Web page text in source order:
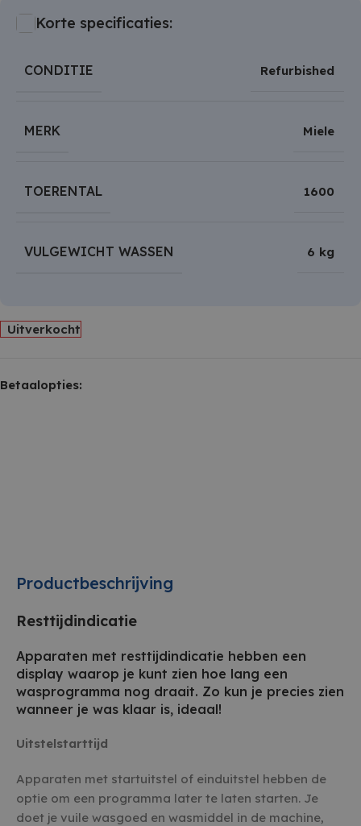
Korte specificaties:
CONDITIE Refurbished
MERK Miele
TOERENTAL 1600
VULGEWICHT WASSEN 6 kg
Uitverkocht
Betaalopties:
Productbeschrijving
Resttijdindicatie
Apparaten met resttijdindicatie hebben een
display waarop je kunt zien hoe lang een
wasprogramma nog draait. Zo kun je precies zien
wanneer je was klaar is, ideaal!
Uitstelstarttijd
Apparaten met startuitstel of einduitstel hebben de
optie om een programma later te laten starten. Je
doet je vuile wasgoed en wasmiddel in de machine,